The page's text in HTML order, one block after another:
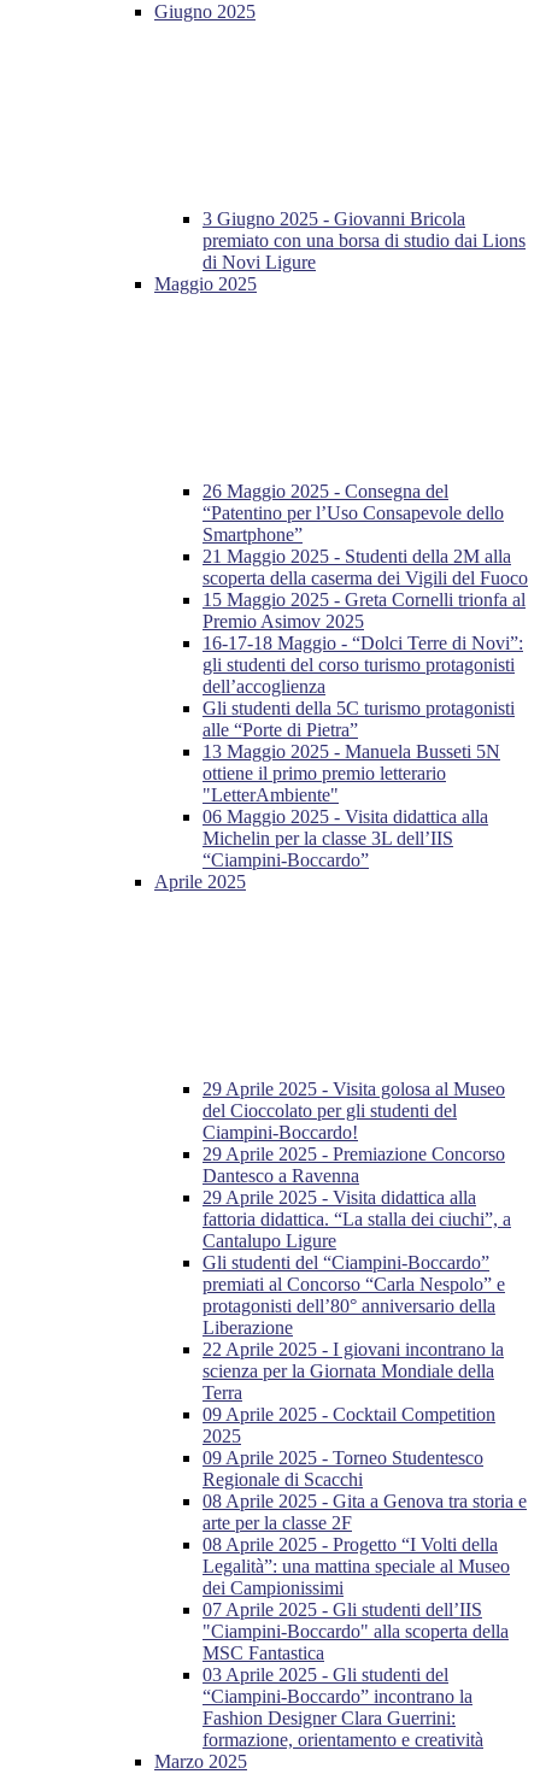
Giugno 2025
3 Giugno 2025 - Giovanni Bricola
premiato con una borsa di studio dai Lions
di Novi Ligure
Maggio 2025
26 Maggio 2025 - Consegna del
“Patentino per l’Uso Consapevole dello
Smartphone”
21 Maggio 2025 - Studenti della 2M alla
scoperta della caserma dei Vigili del Fuoco
15 Maggio 2025 - Greta Cornelli trionfa al
Premio Asimov 2025
16-17-18 Maggio - “Dolci Terre di Novi”:
gli studenti del corso turismo protagonisti
dell’accoglienza
Gli studenti della 5C turismo protagonisti
alle “Porte di Pietra”
13 Maggio 2025 - Manuela Busseti 5N
ottiene il primo premio letterario
"LetterAmbiente"
06 Maggio 2025 - Visita didattica alla
Michelin per la classe 3L dell’IIS
“Ciampini-Boccardo”
Aprile 2025
29 Aprile 2025 - Visita golosa al Museo
del Cioccolato per gli studenti del
Ciampini-Boccardo!
29 Aprile 2025 - Premiazione Concorso
Dantesco a Ravenna
29 Aprile 2025 - Visita didattica alla
fattoria didattica. “La stalla dei ciuchi”, a
Cantalupo Ligure
Gli studenti del “Ciampini-Boccardo”
premiati al Concorso “Carla Nespolo” e
protagonisti dell’80° anniversario della
Liberazione
22 Aprile 2025 - I giovani incontrano la
scienza per la Giornata Mondiale della
Terra
09 Aprile 2025 - Cocktail Competition
2025
09 Aprile 2025 - Torneo Studentesco
Regionale di Scacchi
08 Aprile 2025 - Gita a Genova tra storia e
arte per la classe 2F
08 Aprile 2025 - Progetto “I Volti della
Legalità”: una mattina speciale al Museo
dei Campionissimi
07 Aprile 2025 - Gli studenti dell’IIS
"Ciampini-Boccardo" alla scoperta della
MSC Fantastica
03 Aprile 2025 - Gli studenti del
“Ciampini-Boccardo” incontrano la
Fashion Designer Clara Guerrini:
formazione, orientamento e creatività
Marzo 2025